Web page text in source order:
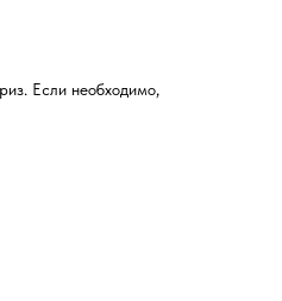
Если необходимо,